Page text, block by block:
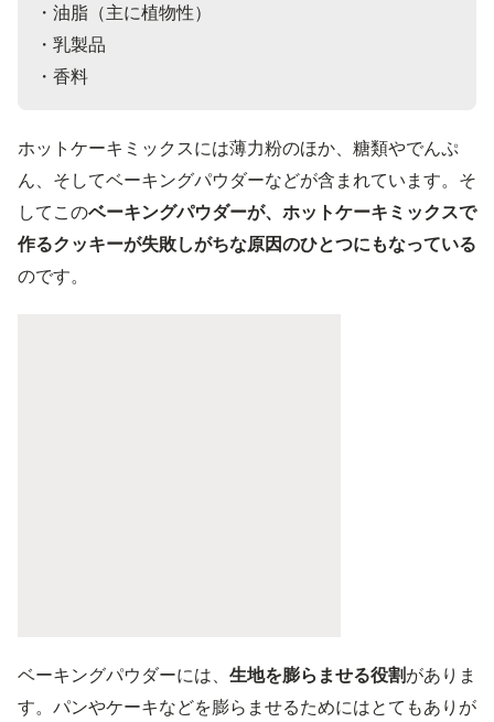
・油脂（主に植物性）
・乳製品
ホットケーキミックスには薄力粉のほか、糖類やでんぷ
ん、そしてベーキングパウダーなどが含まれています。そ
してこのベーキングパウダーが、ホットケーキミックスで
作るクッキーが失敗しがちな原因のひとつにもなっている
のです。
ベーキングパウダーには、 生地を膨らませる役割がありま
す。パンやケーキなどを膨らませるためにはとてもありが